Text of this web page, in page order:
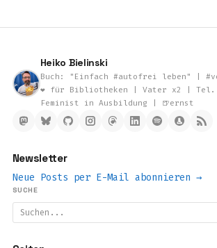
Heiko Bielinski
Buch: "Einfach #autofrei leben" |
❤️ für Bibliotheken | Vater x2 | Tel.
Feminist in Ausbildung | 🍺ernst
Newsletter
Neue Posts per E-Mail abonnieren →
SUCHE